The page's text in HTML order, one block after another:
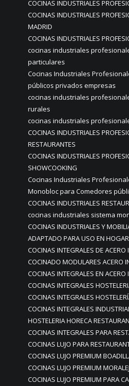
COCINAS INDUSTRIALES
COCINAS INDUSTRIALES
MADRID
COCINAS INDUSTRIALES
cocinas industriales
particulares
Cocinas Industriales
públicos privados empresas
cocinas industriales
rurales
cocinas industriales
COCINAS INDUSTRIALES
RESTAURANTES
COCINAS INDUSTRIALES
SHOWCOOKING
Cocinas Industriales
Monobloc para Comedores
COCINAS INDUSTRIALES
cocinas industriales sistema
COCINAS INDUSTRIALES Y
ADAPTADO PARA USO EN
COCINAS INTEGRALES DE
COCINADO MODULARES ACERO
COCINAS INTEGRALES EN ACERO
COCINAS INTEGRALES
COCINAS INTEGRALES
COCINAS INTEGRALES
HOSTELERIA HORECA
COCINAS INTEGRALES PARA
COCINAS LUJO PARA
COCINAS LUJO PREMIUM
COCINAS LUJO PREMIUM
COCINAS LUJO PREMIUM PARA